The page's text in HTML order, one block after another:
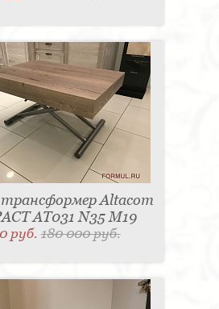
Altacom
AT031 N35 M19
руб.180 000 руб.